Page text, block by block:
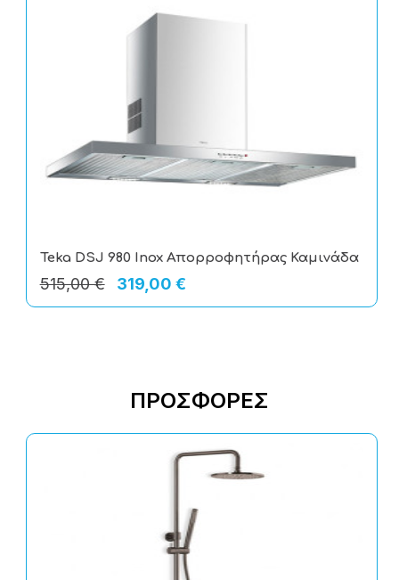
Teka DSJ 980 Inox Απορροφητήρας Καμινάδα
319,00 €
515,00 €
ΠΡΟΣΦΟΡΈΣ